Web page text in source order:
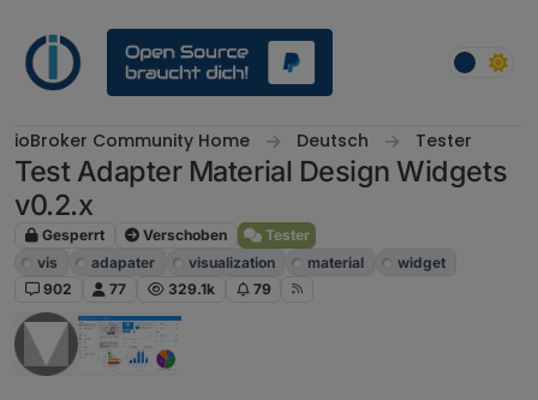
ioBroker Community Home Deutsch Tester
Test Adapter Material Design Widgets
v0.2.x
Gesperrt Verschoben
Tester
vis
adapater visualization material
widget
902
77 329.1k 79